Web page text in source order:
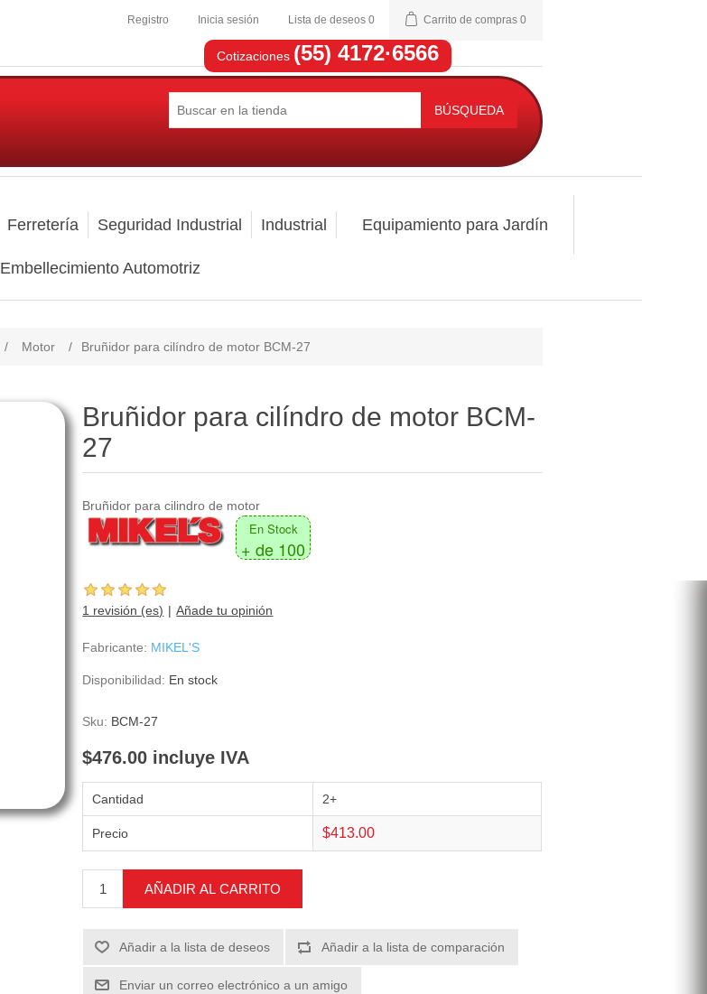
Registro Inicia sesión Lista de deseos 0 Carrito de compras 0
Cotizaciones (55) 4172·6566
BÚSQUEDA
Ferretería Seguridad Industrial Industrial Equipamiento para Jardín
Embellecimiento Automotriz
/ Motor / Bruñidor para cilíndro de motor BCM-27
Bruñidor para cilíndro de motor BCM-
27
Bruñidor para cilindro de motor
En Stock
+ de 100
1 revisión (es) Añade tu opinión
Fabricante: MIKEL'S
Disponibilidad: En stock
Sku: BCM-27
$476.00 incluye IVA
Cantidad 2+
Precio $413.00
AÑADIR AL CARRITO
Añadir a la lista de deseos Añadir a la lista de comparación
Enviar un correo electrónico a un amigo